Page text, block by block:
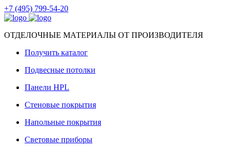
+7 (495) 799-54-20
ОТДЕЛОЧНЫЕ МАТЕРИАЛЫ ОТ ПРОИЗВОДИТЕЛЯ
Получить каталог
Подвесные потолки
Панели HPL
Стеновые покрытия
Напольные покрытия
Световые приборы